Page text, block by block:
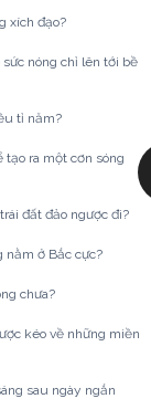
xích đạo?
nóng chỉ lên tới bề
tỉ năm?
tạo ra một cơn sóng
đất đảo ngược đi?
nằm ở Bắc cực?
chưa?
kéo về những miền
sau ngày ngắn